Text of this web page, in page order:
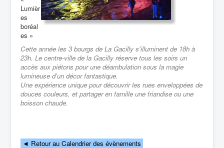
Lumièr
es
boréal
es »
Cette année les 3 bourgs de La Gacilly s'illuminent de 18h à
23h. Le centre-ville de la Gacilly réserve tous les soirs un
accès aux piétons pour une déambulation sous la magie
lumineuse d'un décor fantastique.
Une expérience unique pour découvrir les rues enveloppées de
douces couleurs, et partager en famille une friandise ou une
boisson chaude.
◄ Retour au Calendrier des évènements